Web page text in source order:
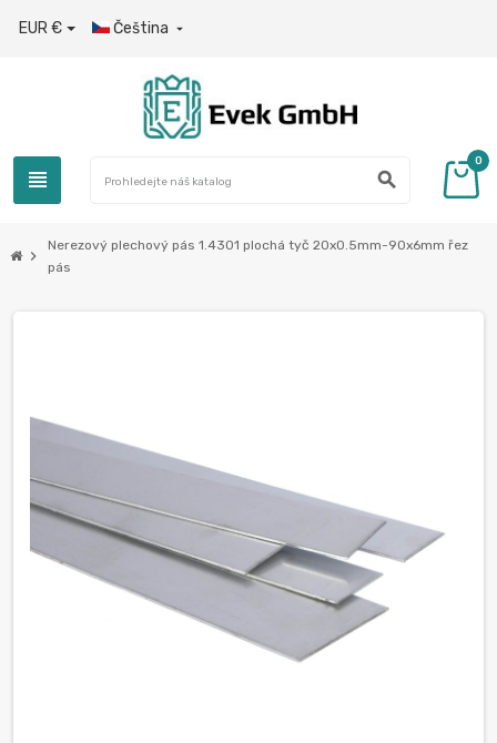
EUR € Čeština 
view_headline search
0
chevron_right
Nerezový plechový pás 1.4301 plochá tyč 20x0.5mm-90x6mm řez
pás